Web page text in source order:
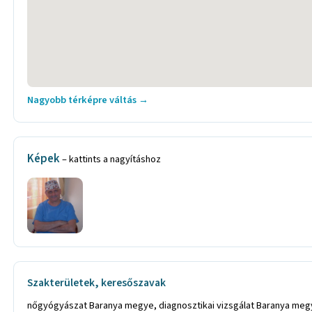
Nagyobb térképre váltás →
Képek– kattints a nagyításhoz
Szakterületek, keresőszavak
nőgyógyászat Baranya megye, diagnosztikai vizsgálat Baranya megye, egynapos sebészeti műtét Baranya megye, laparoszkópia Baranya megye, laparoszkópiás műtét, magánrendelés Baranya megye, magánrendelő, menopausa Baranya megye, nőgyógyász Baranya megye, nőgyógyász magánorvos Baranya megye, nőgyógyászati ellátás Baranya megye, nőgyógyászati gyulladás kezelése, nőgyógyászati kezelés, nőgyógyászati magánrendelés, nőgyógyászati magánrendelő Baranya megye, nőgyógyászati panasz kezelés Baranya megye, nőgyógyászati rákszűrés Baranya megye, nőgyógyászati rendelés Baranya megye, nőgyógyászati rendszer Baranya megye, nőgyógyászati szűrés Baranya megye, nőgyógyászati vizsgálat Baranya megye, rákszűrés Baranya megye, szülész Baranya megye, szülész magánorvos Baranya megye, szülész, nőgyógyász Baranya megye, szülészet Baranya megye, szülészeti ellátás Baranya megye, szülészeti kezelés Baranya megye, szülészeti rendelés Baranya megye, szülészeti ultrahang Baranya megye, szülészorvos Baranya megye, terhesgondozás Baranya megye, ultrahang Baranya megye, nőgyógyászati szűrés Baranya megye, nőgyógyászati vizsgálat Baranya megye, szülészeti ellátás Baranya megye, szülészeti kezelés Baranya megye, szülész Pécs, szülész-nőgyógyász Pécs, szülészeti ellátás Pécs, szülészeti rendelés Pécs, szülészeti ultrahang Pécs, szülészorvos Pécs, laparoszkópia Kaposvár, laparoszkópiás műtét Kaposvár, nőgyógyászati magánrendelés Kaposvár, nőgyógyászati magánrendelő Kaposvár, szülész magánorvos Kaposvár, szülész nőgyógyász Kaposvár, szülészet-nőgyógyászat Kaposvár, szülész orvos Kaposvár, nőgyógyászati rákszűrés Kaposvár, nőgyógyászati szűrés Kaposvár, terhesgondozás Kaposvár, nőgyógyászati ultrahang Kaposvár, nőgyógyászati rendelés Kaposvár, nőgyógyászati magánrendelés Kaposvár, nőgyógyászati vizsgálat Kaposvár, 4D ultrahang Kaposvár, várandós gondozás Kaposvár, várandós tanácsadás Kaposvár, nőgyógyászati vizsgálat Kaposvár, szülész Kaposvár, nőgyógyász Kaposvár, laparoszkópia Somogy megye, laparoszkópiás műtét Somogy megye, nőgyógyászati magánrendelés Somogy megye, nőgyógyászati magánrendelő Somogy megye, szülész magánorvos Somogy megye, szülész nőgyógyász Somogy megye, szülészet-nőgyógyászat Somogy megye, szülész orvos Somogy megye, nőgyógyászati rákszűrés Somogy megye, nőgyógyászati szűrés Somogy megye, terhesgondozás Somogy megye, nőgyógyászati ultrahang Somogy megye, nőgyógyászati rendelés Somogy megye, nőgyógyászati magánrendelés Somogy megye, nőgyógyászati vizsgálat Somogy megye, 4D ultrahang Somogy megye, várandós gondozás Somogy megye, várandós tanácsadás Somogy megye, nőgyógyászati vizsgálat Somogy megye, laparoszkópia Pécs, laparoszkópiás műtét Pécs, nőgyógyászati magánrendelés Pécs, nőgyógyászati magánrendelő Pécs, szülész magánorvos Pécs, szülész nőgyógyász Pécs, szülészet-nőgyógyászat Pécs, szülész orvos Pécs, nőgyógyászati rákszűrés Pécs, nőgyógyászati szűrés Pécs, terhesgondozás Pécs, nőgyógyászati ultrahang Pécs, nőgyógyászati rendelés Pécs, nőgyógyászati magánrendelés Pécs, nőgyógyászati vizsgálat Pécs, 4D ultrahang Pécs, várandós gondozás Pécs, várandós tanácsadás Pécs, nőgyógyászati vizsgálat Pécs, szülész Pécs, nőgyógyász Pécs, laparoszkópia Barcs,